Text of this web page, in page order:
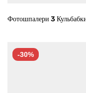
Фотошпалери 3
-30%